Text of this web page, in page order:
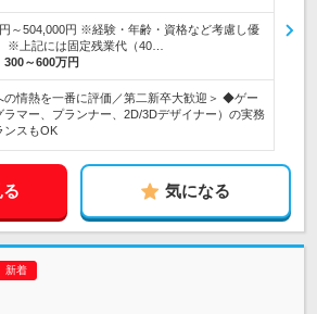
～504,000円 ※経験・年齢・資格など考慮し優
※上記には固定残業代（40…
300～600万円
の情熱を一番に評価／第二新卒大歓迎＞ ◆ゲー
ラマー、プランナー、2D/3Dデザイナー）の実務
スもOK
気になる